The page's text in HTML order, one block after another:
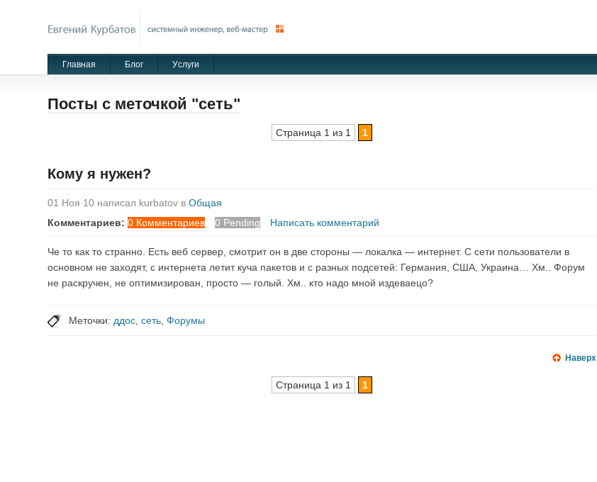
Главная Блог Уcлуги
Посты с меточкой "сеть"
Страница 1 из 1 1
Кому я нужен?
01 Ноя 10 написал kurbatov вОбщая
Комментариев: 0 Комментариев 0 Pending Написать комментарий
Че то как то странно. Есть веб сервер, смотрит он в две стороны — локалка — интернет. С сети пользователи в
основном не заходят, с интернета летит куча пакетов и с разных подсетей: Германия, США, Украина… Хм.. Форум
не раскручен, не оптимизирован, просто — голый. Хм.. кто надо мной издеваецо?
Меточки: ддос ,сеть ,Форумы
Наверх
Страница 1 из 1 1